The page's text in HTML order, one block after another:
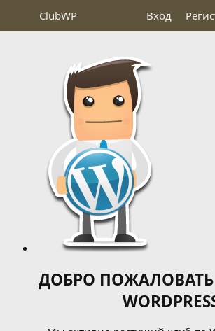
ClubWP Вход
ДОБРО